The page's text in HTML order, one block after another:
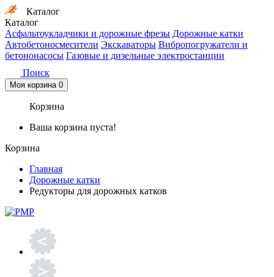
Каталог
Каталог
Асфальтоукладчики и дорожные фрезы Дорожные катки
Автобетоносмесители Экскаваторы Вибропогружатели и
бетононасосы Газовые и дизельные электростанции
Поиск
Моя корзина 0
Корзина
Ваша корзина пуста!
Корзина
Главная
Дорожные катки
Редукторы для дорожных катков